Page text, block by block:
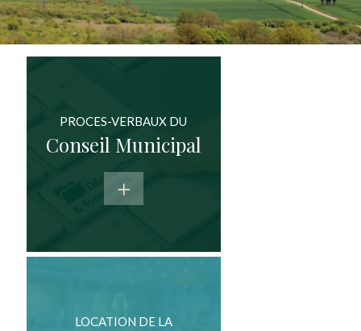
PROCES-VERBAUX DU
Conseil Municipal
LOCATION DE LA